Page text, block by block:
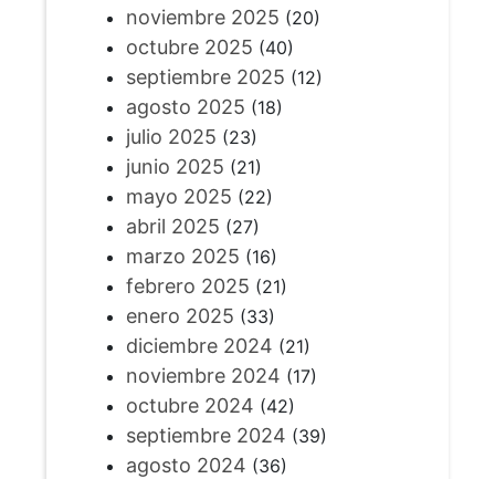
noviembre 2025 (20)
octubre 2025 (40)
septiembre 2025 (12)
agosto 2025 (18)
julio 2025 (23)
junio 2025 (21)
mayo 2025 (22)
abril 2025 (27)
marzo 2025 (16)
febrero 2025 (21)
enero 2025 (33)
diciembre 2024 (21)
noviembre 2024 (17)
octubre 2024 (42)
septiembre 2024 (39)
agosto 2024 (36)